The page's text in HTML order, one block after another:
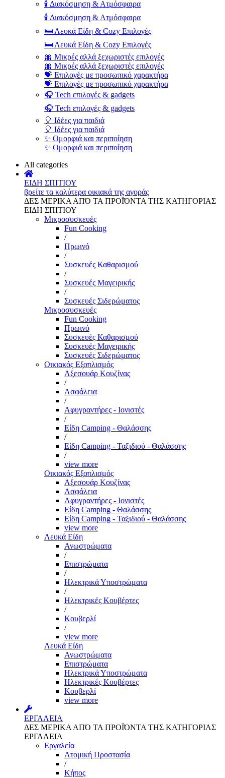
🕯️ Διακόσμηση & Ατμόσφαιρα
🕯️ Διακόσμηση & Ατμόσφαιρα
🛏️ Λευκά Είδη & Cozy Επιλογές
🛏️ Λευκά Είδη & Cozy Επιλογές
🎀 Μικρές αλλά ξεχωριστές επιλογές
🎀 Μικρές αλλά ξεχωριστές επιλογές
💝 Επιλογές με προσωπικό χαρακτήρα
💝 Επιλογές με προσωπικό χαρακτήρα
🎧 Tech επιλογές & gadgets
🎧 Tech επιλογές & gadgets
🎈 Ιδέες για παιδιά
🎈 Ιδέες για παιδιά
✨ Ομορφιά και περιποίηση
✨ Ομορφιά και περιποίηση
All categories
ΕΙΔΗ ΣΠΙΤΙΟΥ
βρείτε τα καλύτερα οικιακά της αγοράς
ΔΕΣ ΜΕΡΙΚΑ ΑΠΌ ΤΑ ΠΡΟΪΌΝΤΑ ΤΗΣ ΚΑΤΗΓΟΡΙΑΣ
ΕΙΔΗ ΣΠΙΤΙΟΥ
Μικροσυσκευές
Fun Cooking
/
Πρωινό
/
Συσκευές Καθαρισμού
/
Συσκευές Μαγειρικής
/
Συσκευές Σιδερώματος
Μικροσυσκευές
Fun Cooking
Πρωινό
Συσκευές Καθαρισμού
Συσκευές Μαγειρικής
Συσκευές Σιδερώματος
Οικιακός Εξοπλισμός
Αξεσουάρ Κουζίνας
/
Ασφάλεια
/
Αφυγραντήρες - Ιονιστές
/
Είδη Camping - Θαλάσσης
/
Είδη Camping - Ταξιδιού - Θαλάσσης
/
view more
Οικιακός Εξοπλισμός
Αξεσουάρ Κουζίνας
Ασφάλεια
Αφυγραντήρες - Ιονιστές
Είδη Camping - Θαλάσσης
Είδη Camping - Ταξιδιού - Θαλάσσης
view more
Λευκά Είδη
Ανωστρώματα
/
Επιστρώματα
/
Ηλεκτρικά Υποστρώματα
/
Ηλεκτρικές Κουβέρτες
/
Κουβερλί
/
view more
Λευκά Είδη
Ανωστρώματα
Επιστρώματα
Ηλεκτρικά Υποστρώματα
Ηλεκτρικές Κουβέρτες
Κουβερλί
view more
ΕΡΓΑΛΕΙΑ
ΔΕΣ ΜΕΡΙΚΑ ΑΠΌ ΤΑ ΠΡΟΪΌΝΤΑ ΤΗΣ ΚΑΤΗΓΟΡΙΑΣ
ΕΡΓΑΛΕΙΑ
Εργαλεία
Aτομική Προστασία
/
Kήπος